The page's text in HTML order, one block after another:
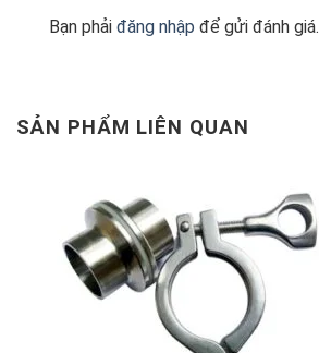
Bạn phải đăng nhập để gửi đánh giá.
SẢN PHẨM LIÊN QUAN